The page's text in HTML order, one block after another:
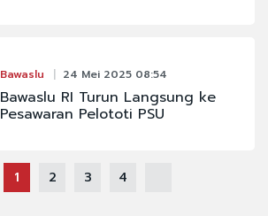
Bawaslu 24 Mei 2025 08:54
Bawaslu RI Turun Langsung ke
Pesawaran Pelototi PSU
1 2 3 4